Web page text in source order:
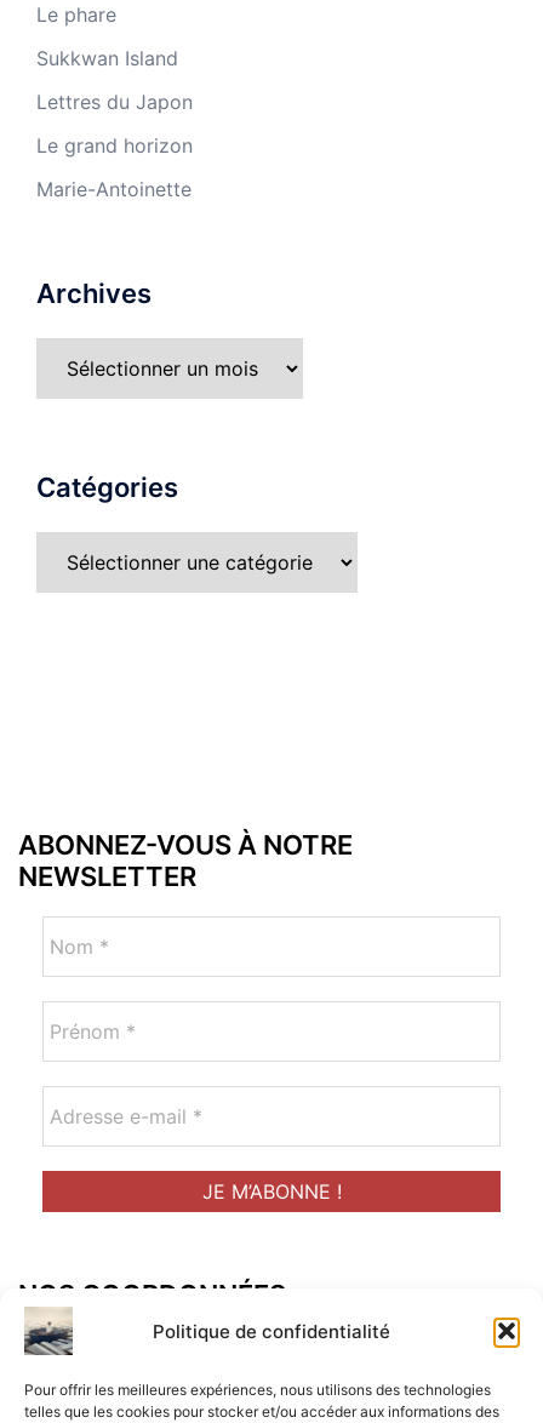
Politique de confidentialité
Pour offrir les meilleures expériences, nous utilisons des technologies
telles que les cookies pour stocker et/ou accéder aux informations des
Le phare
Sukkwan Island
Lettres du Japon
Le grand horizon
Marie-Antoinette
Archives
Catégories
ABONNEZ-VOUS À NOTRE
NEWSLETTER
NOS COORDONNÉES
Adresse postal :
ALCF
34 Rue René Brunen